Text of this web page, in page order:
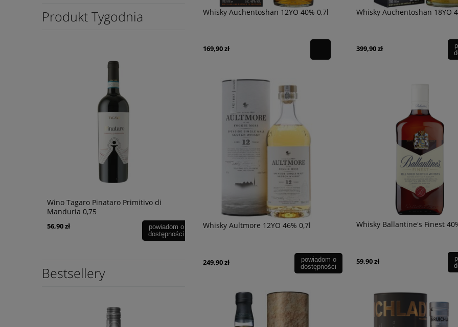
Produkt Tygodnia
Wino Tagaro Pinataro Primitivo di
Manduria 0,75
56,90 zł
powiadom o
dostępności
Wino Oh Sister Tinto 0,75l
49,90 zł
powiadom o
Wino Bonfils L'Esparrou Rose 0,75L
Bestsellery
Whisky Auchentoshan 12YO 40% 0,7l
169,90 zł
Whisky Auchentoshan 18YO
399,90 zł
Whisky Aultmore 12YO 46% 0,7l
249,90 zł
powiadom o
dostępności
Whisky Ballantine's Finest
59,90 zł